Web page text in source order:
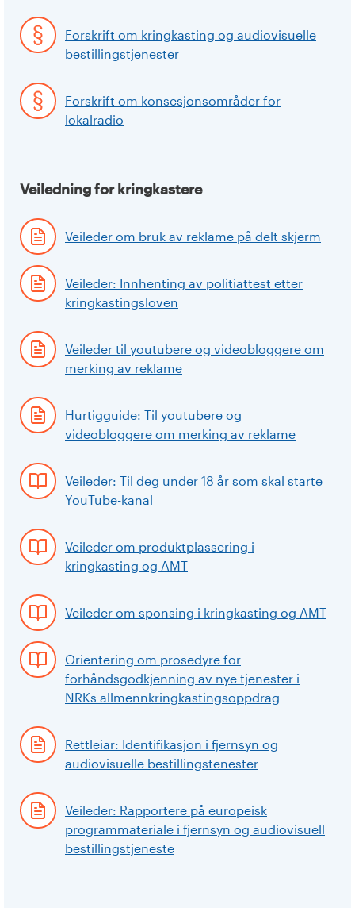
Forskrift om kringkasting og audiovisuelle
bestillingstjenester
Forskrift om konsesjonsområder for
lokalradio
Veiledning for kringkastere
Veileder om bruk av reklame på delt skjerm
Veileder: Innhenting av politiattest etter
kringkastingsloven
Veileder til youtubere og videobloggere om
merking av reklame
Hurtigguide: Til youtubere og
videobloggere om merking av reklame
Veileder: Til deg under 18 år som skal starte
YouTube-kanal
Veileder om produktplassering i
kringkasting og AMT
Veileder om sponsing i kringkasting og AMT
Orientering om prosedyre for
forhåndsgodkjenning av nye tjenester i
NRKs allmennkringkastingsoppdrag
Rettleiar: Identifikasjon i fjernsyn og
audiovisuelle bestillingstenester
Veileder: Rapportere på europeisk
programmateriale i fjernsyn og audiovisuell
bestillingstjeneste